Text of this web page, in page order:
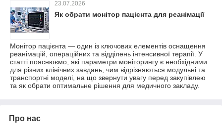
23.07.2026
Як обрати монітор пацієнта для реанімації
Монітор пацієнта — один із ключових елементів оснащення
реанімацій, операційних та відділень інтенсивної терапії. У
статті пояснюємо, які параметри моніторингу є необхідними
для різних клінічних завдань, чим відрізняються модульні та
транспортні моделі, на що звернути увагу перед закупівлею
та як обрати оптимальне рішення для медичного закладу.
Про нас